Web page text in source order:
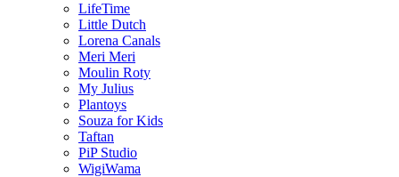
LifeTime
Little Dutch
Lorena Canals
Meri Meri
Moulin Roty
My Julius
Plantoys
Souza for Kids
Taftan
PiP Studio
WigiWama